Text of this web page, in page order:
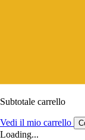
Subtotale carrello
Vedi il mio carrello
Loading...